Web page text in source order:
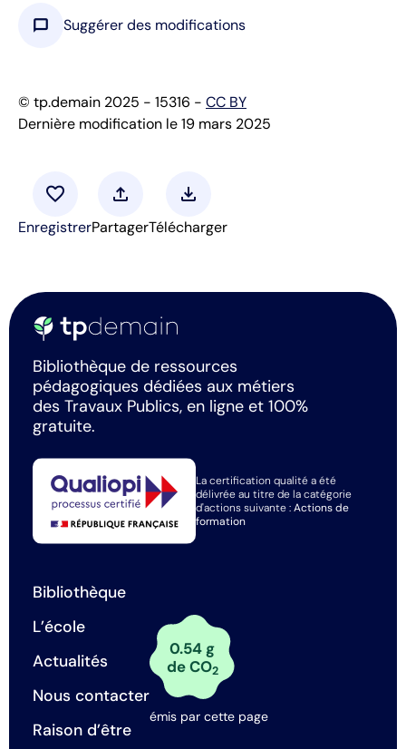
chat_bubble Suggérer des modifications
© tp.demain 2025 - 15316 - CC BY
Dernière modification le 19 mars 2025
favorite
Enregistrer
upload
Partager
download
Télécharger
Bibliothèque de ressources
pédagogiques dédiées aux métiers
des Travaux Publics, en ligne et 100%
gratuite.
La certification qualité a été
délivrée au titre de la catégorie
d'actions suivante :Actions de
formation
Bibliothèque
L’école
Actualités
Nous contacter
Raison d’être
0.54 g
de CO2
émis par cette page